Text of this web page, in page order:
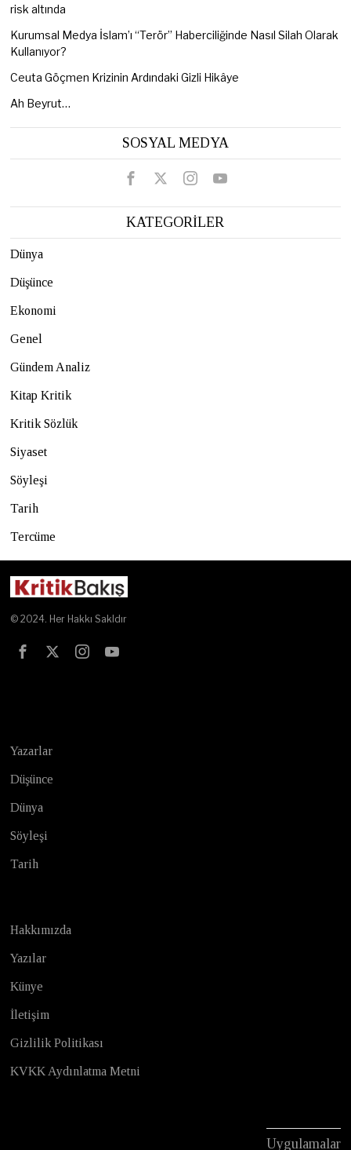
risk altında
Kurumsal Medya İslam’ı “Terör” Haberciliğinde Nasıl Silah Olarak
Kullanıyor?
Ceuta Göçmen Krizinin Ardındaki Gizli Hikâye
Ah Beyrut…
SOSYAL MEDYA
KATEGORİLER
Dünya
Düşünce
Ekonomi
Genel
Gündem Analiz
Kitap Kritik
Kritik Sözlük
Siyaset
Söyleşi
Tarih
Tercüme
© 2024. Her Hakkı Sakldır
Yazarlar
Düşünce
Dünya
Söyleşi
Tarih
Hakkımızda
Yazılar
Künye
İletişim
Gizlilik Politikası
KVKK Aydınlatma Metni
Uygulamalar